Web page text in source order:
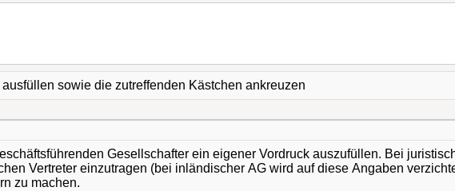
sowie die zutreffenden Kästchen ankreuzen
Gesellschafter ein eigener Vordruck auszufüllen. Bei
Vertreter einzutragen (bei inländischer AG wird auf diese Angaben
zu machen.